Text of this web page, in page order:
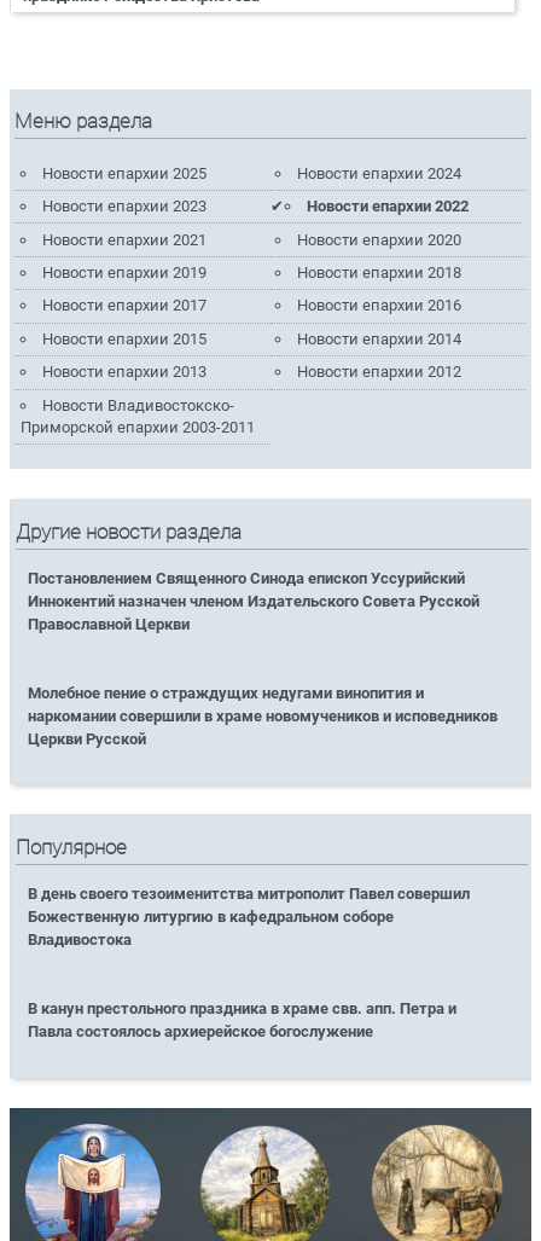
Меню раздела
Новости епархии 2025
Новости епархии 2024
Новости епархии 2023
Новости епархии 2022
Новости епархии 2021
Новости епархии 2020
Новости епархии 2019
Новости епархии 2018
Новости епархии 2017
Новости епархии 2016
Новости епархии 2015
Новости епархии 2014
Новости епархии 2013
Новости епархии 2012
Новости Владивостокско-
Приморской епархии 2003-2011
Другие новости раздела
Постановлением Священного Синода епископ Уссурийский
Иннокентий назначен членом Издательского Совета Русской
Православной Церкви
Молебное пение о страждущих недугами винопития и
наркомании совершили в храме новомучеников и исповедников
Церкви Русской
Популярное
В день своего тезоименитства митрополит Павел совершил
Божественную литургию в кафедральном соборе
Владивостока
В канун престольного праздника в храме свв. апп. Петра и
Павла состоялось архиерейское богослужение